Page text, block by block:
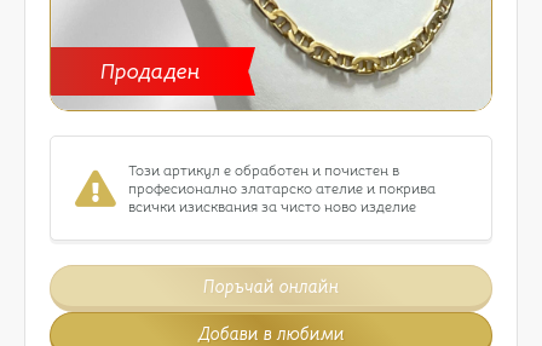
Продаден
Този артикул е обработен и почистен в
професионално златарско ателие и покрива
всички изисквания за чисто ново изделие
Поръчай онлайн
Добави в любими